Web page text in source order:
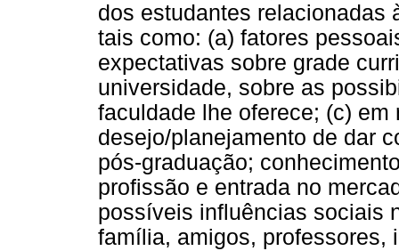
dos estudantes relacionadas
tais como: (a) fatores
expectativas sobre grade
universidade, sobre as
faculdade lhe oferece; (c)
desejo/planejamento de dar
pós-graduação;
profissão e entrada no
possíveis influências sociais
família, amigos, professores,